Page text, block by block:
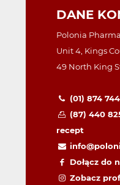
DANE
Polonia
Unit 4, Kings
49 North King
(01) 874
(87) 440
recept
Dołącz do
Zobacz